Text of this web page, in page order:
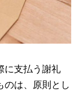
に支払う謝礼
のは、原則とし